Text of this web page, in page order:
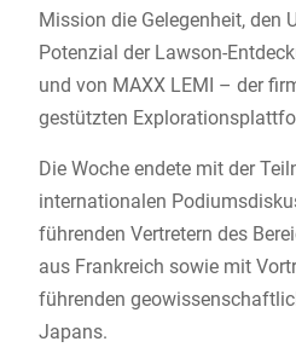
Mission die Gelegenheit, den
Potenzial der Lawson-
und von MAXX LEMI – der
gestützten
Die Woche endete mit der
internationalen
führenden Vertretern des
aus Frankreich sowie mit
führenden
Japans.